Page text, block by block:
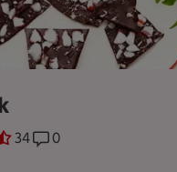
34
röstatReceptet har 0
0